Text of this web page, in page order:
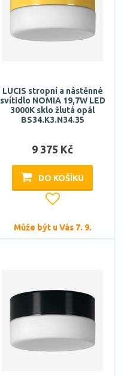
LUCIS stropní a nástěnné
svítidlo NOMIA 19,7W LED
3000K sklo žlutá opál
BS34.K3.N34.35
9 375 Kč
DO KOŠÍKU
Může být u Vás 7. 9.